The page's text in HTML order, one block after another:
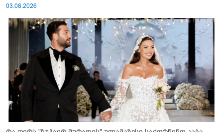
03.08.2026